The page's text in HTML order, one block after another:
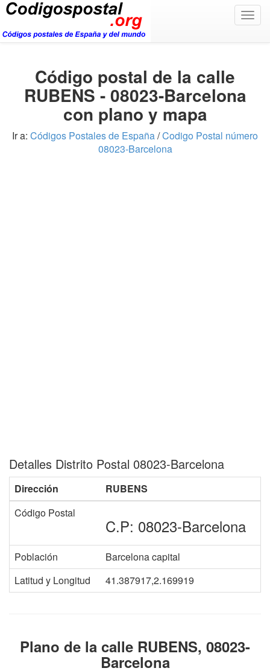
Código postal de la calle
RUBENS - 08023-Barcelona
con plano y mapa
Ir a: Códigos Postales de España/Codigo Postal número
08023-Barcelona
Detalles Distrito Postal 08023-Barcelona
Dirección
RUBENS
Código Postal
C.P: 08023-Barcelona
Población
Barcelona capital
Latitud y Longitud
41.387917,2.169919
Plano de la calle RUBENS, 08023-
Barcelona